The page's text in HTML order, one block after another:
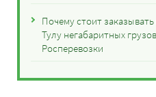
Почему стоит
Тулу негабаритных
Росперевозки